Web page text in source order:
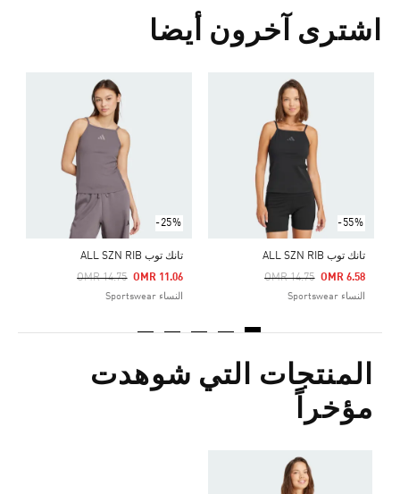
اشترى آخرون أيضا
-55%
تانك توب ALL SZN RIB
Price Reduced From
OMR 14.75
To OMR 6.58
النساء Sportswear
-25%
تانك توب ALL SZN RIB
Price Reduced From
OMR 14.75
To OMR 11.06
النساء Sportswear
Price Reduced From
المنتجات التي شوهدت
مؤخراً